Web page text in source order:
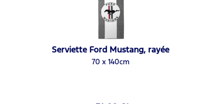
Serviette Ford Mustang, rayée
70 x 140cm